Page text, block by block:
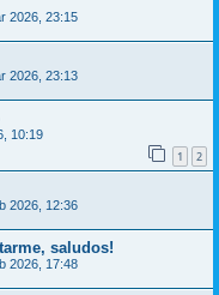
2026, 23:15
2026, 23:13
10:19
1 2
2026, 12:36
saludos!
2026, 17:48